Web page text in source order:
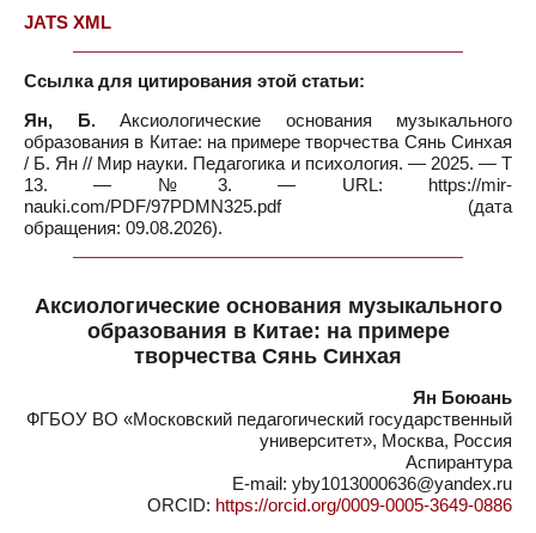
JATS XML
Ссылка для цитирования этой статьи:
Ян, Б.Аксиологические основания музыкального
образования в Китае: на примере творчества Сянь Синхая
/ Б. Ян // Мир науки. Педагогика и психология. — 2025. — Т
13. — №3. — URL: https://mir-
nauki.com/PDF/97PDMN325.pdf (дата
обращения: 09.08.2026).
Аксиологические основания музыкального
образования в Китае: на примере
творчества Сянь Синхая
Ян Боюань
ФГБОУ ВО «Московский педагогический государственный
университет», Москва, Россия
Аспирантура
E-mail: yby1013000636@yandex.ru
ORCID: https://orcid.org/0009-0005-3649-0886